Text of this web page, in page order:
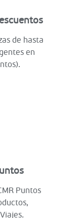
de hasta
en
Puntos